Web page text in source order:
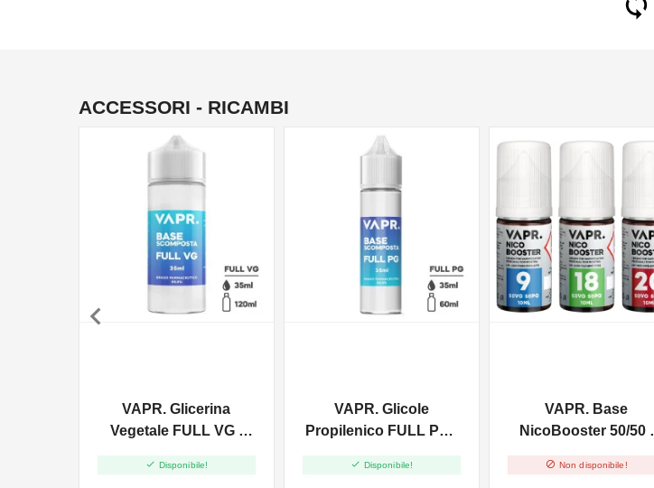
ACCESSORI - RICAMBI
VAPR. Glicerina
Vegetale FULL VG -
 Disponibile!
VAPR. Glicole
Propilenico FULL PG -
 Disponibile!
VAPR. Base
NicoBooster 50/50 -
 Non disponibile!
